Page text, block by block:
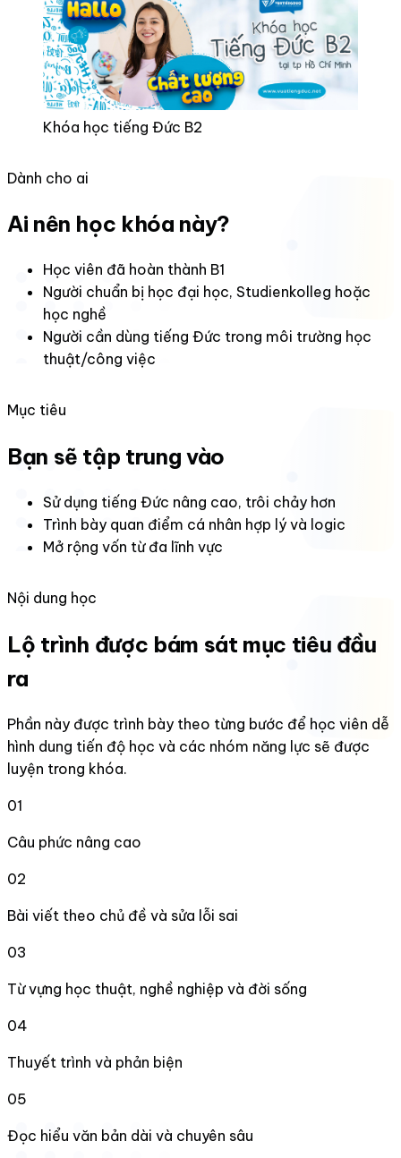
Khóa học tiếng Đức B2
Dành cho ai
Ai nên học khóa này?
Học viên đã hoàn thành B1
Người chuẩn bị học đại học, Studienkolleg hoặc
học nghề
Người cần dùng tiếng Đức trong môi trường học
thuật/công việc
Mục tiêu
Bạn sẽ tập trung vào
Sử dụng tiếng Đức nâng cao, trôi chảy hơn
Trình bày quan điểm cá nhân hợp lý và logic
Mở rộng vốn từ đa lĩnh vực
Nội dung học
Lộ trình được bám sát mục tiêu đầu
ra
Phần này được trình bày theo từng bước để học viên dễ
hình dung tiến độ học và các nhóm năng lực sẽ được
luyện trong khóa.
01
Câu phức nâng cao
02
Bài viết theo chủ đề và sửa lỗi sai
03
Từ vựng học thuật, nghề nghiệp và đời sống
04
Thuyết trình và phản biện
05
Đọc hiểu văn bản dài và chuyên sâu